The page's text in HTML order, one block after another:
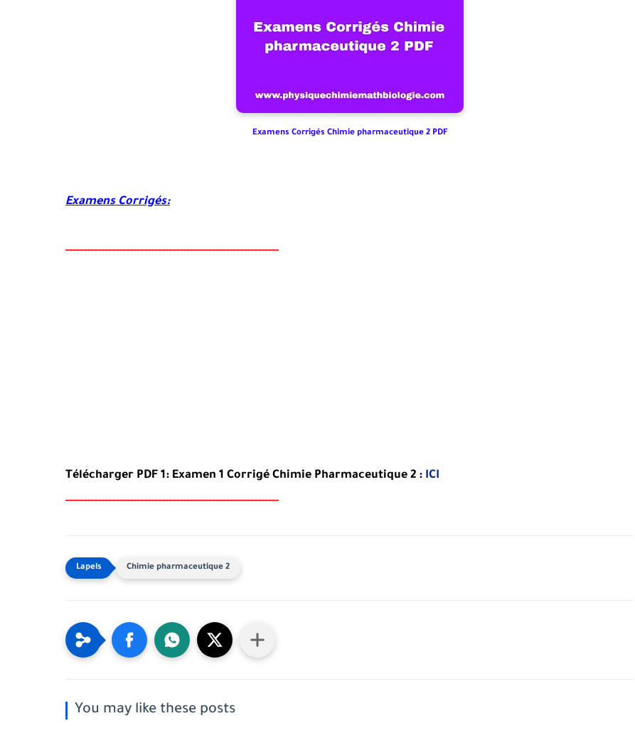
Examens Corrigés Chimie pharmaceutique 2 PDF
Examens Corrigés:
------------------------------------------------------------
Télécharger PDF 1: Examen 1 Corrigé Chimie Pharmaceutique 2 : ICI
------------------------------------------------------------
Chimie pharmaceutique 2
You may like these posts